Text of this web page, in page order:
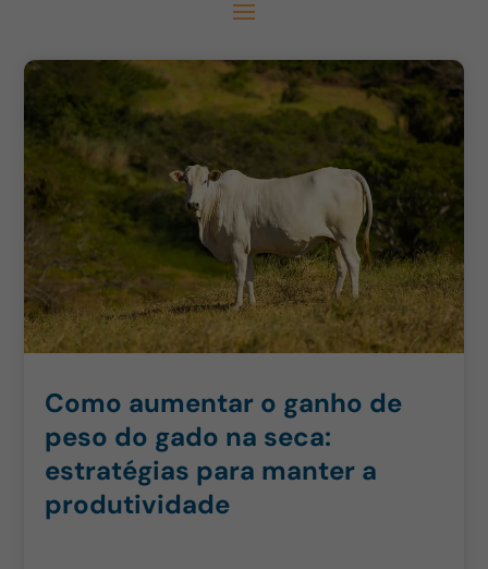
Como aumentar o ganho de
peso do gado na seca:
estratégias para manter a
produtividade